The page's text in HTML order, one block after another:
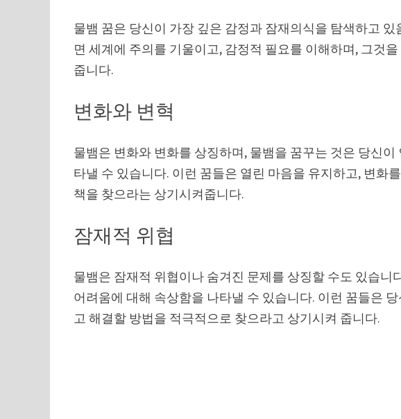
물뱀 꿈은 당신이 가장 깊은 감정과 잠재의식을 탐색하고
면 세계에 주의를 기울이고, 감정적 필요를 이해하며, 그것
줍니다.
변화와 변혁
물뱀은 변화와 변화를 상징하며, 물뱀을 꿈꾸는 것은 당신
타낼 수 있습니다. 이런 꿈들은 열린 마음을 유지하고, 변화
책을 찾으라는 상기시켜줍니다.
잠재적 위협
물뱀은 잠재적 위협이나 숨겨진 문제를 상징할 수도 있습니
어려움에 대해 속상함을 나타낼 수 있습니다. 이런 꿈들은
고 해결할 방법을 적극적으로 찾으라고 상기시켜 줍니다.